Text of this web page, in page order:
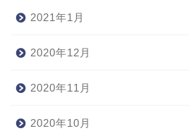
2021年1月
2020年12月
2020年11月
2020年10月